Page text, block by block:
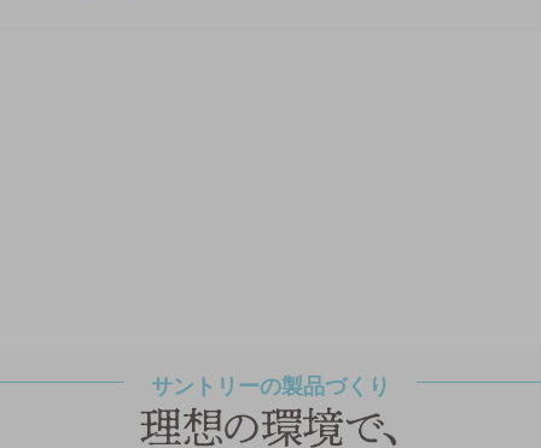
サントリーの製品づくり